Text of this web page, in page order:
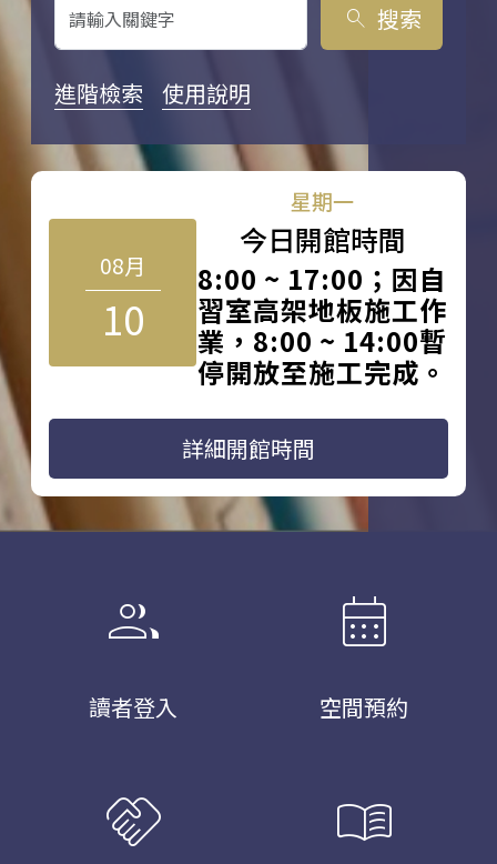
search 搜索
進階檢索 使用說明
08月
10
星期一
今日開館時間
8:00 ~ 17:00；因自
習室高架地板施工作
業，8:00 ~ 14:00暫
停開放至施工完成。
詳細開館時間
group
讀者登入
calendar_month
空間預約
handshake menu_book